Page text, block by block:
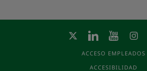
ACCESO EMPLEADOS
ACCESIBILIDAD